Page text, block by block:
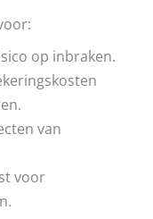
op inbraken.
van
voor